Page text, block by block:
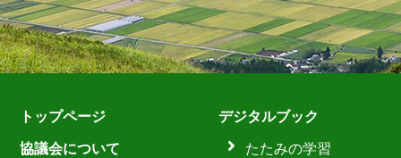
トップページ
協議会について
デジタルブック
たたみの学習